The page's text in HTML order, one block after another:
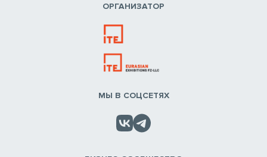
ОРГАНИЗАТОР
МЫ В СОЦСЕТЯХ